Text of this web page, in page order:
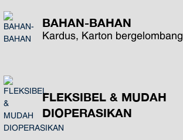
BAHAN-BAHAN
Kardus, Karton bergelombang
FLEKSIBEL & MUDAH
DIOPERASIKAN